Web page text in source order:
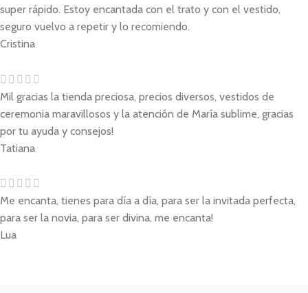
super rápido. Estoy encantada con el trato y con el vestido,
seguro vuelvo a repetir y lo recomiendo.
Cristina
Mil gracias la tienda preciosa, precios diversos, vestidos de
ceremonia maravillosos y la atención de María sublime, gracias
por tu ayuda y consejos!
Tatiana
Me encanta, tienes para día a día, para ser la invitada perfecta,
para ser la novia, para ser divina, me encanta!
Lua